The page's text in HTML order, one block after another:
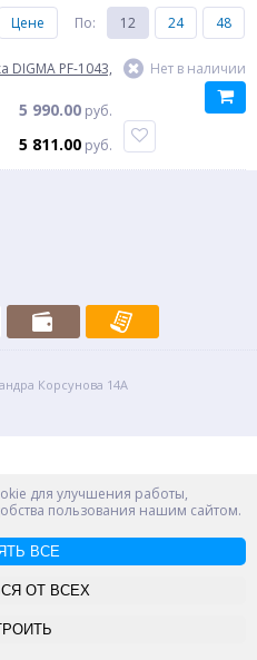
Цене По: 12 24 48
PF-1043,
5 990.00 руб.
5 811.00 руб.
Нет в наличии
для улучшения работы,
пользования нашим сайтом.
ВСЕ
ОТ ВСЕХ
Корсунова 14А